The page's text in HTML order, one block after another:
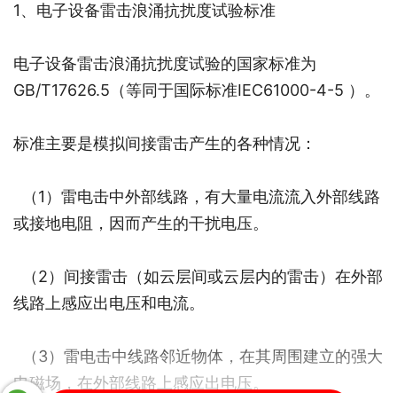
1、电子设备雷击浪涌抗扰度试验标准
电子设备雷击浪涌抗扰度试验的国家标准为
GB/T17626.5（等同于国际标准IEC61000-4-5 ）。
标准主要是模拟间接雷击产生的各种情况：
（1）雷电击中外部线路，有大量电流流入外部线路
或接地电阻，因而产生的干扰电压。
（2）间接雷击（如云层间或云层内的雷击）在外部
线路上感应出电压和电流。
（3）雷电击中线路邻近物体，在其周围建立的强大
电磁场，在外部线路上感应出电压。